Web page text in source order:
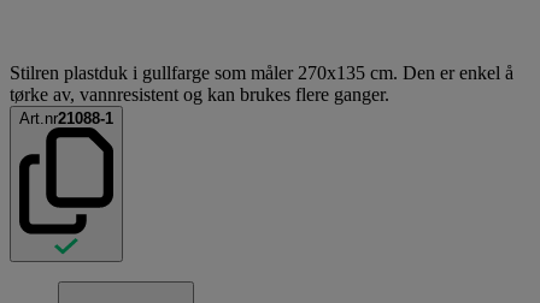
Stilren plastduk i gullfarge som måler 270x135 cm. Den er enkel å
tørke av, vannresistent og kan brukes flere ganger.
Art.nr21088-1